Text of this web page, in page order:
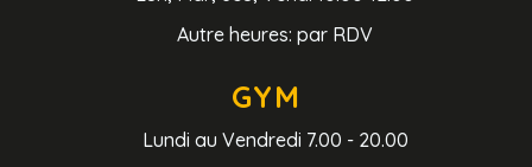
Autre heures: par RDV
GYM
Lundi au Vendredi 7.00 - 20.00